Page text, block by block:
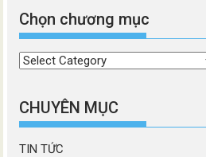
Chọn chương mục
Chọn
mục
CHUYÊN MỤC
TIN TỨC